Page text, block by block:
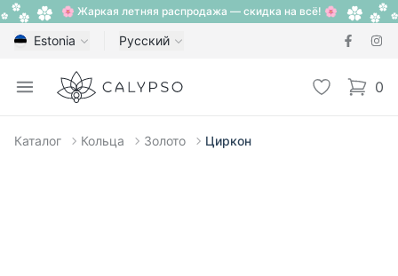
🌸 Жаркая летняя распродажа — скидка на всё! 🌸
Estonia Русский
Open menu
Calypso Избранное
0
items
Каталог Кольца Золото Циркон